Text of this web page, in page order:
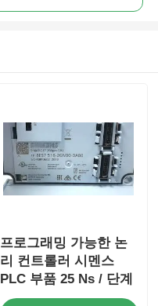
프로그래밍 가능한 논
리 컨트롤러 시멘스
PLC 부품 25 Ns / 단계
CPU 속도와 2 개의 아